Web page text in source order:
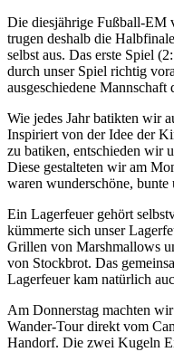
Die diesjährige Fußball-EM
trugen deshalb die
selbst aus. Das erste Spiel
durch unser Spiel richtig
ausgeschiedene Mannschaft
Wie jedes Jahr batikten wir
Inspiriert von der Idee der
zu batiken, entschieden wir
Diese gestalteten wir am
waren wunderschöne,
Ein Lagerfeuer gehört
kümmerte sich unser
Grillen von Marshmallows
von Stockbrot. Das
Lagerfeuer kam natürlich
Am Donnerstag machten
Wander-Tour direkt vom
Handorf. Die zwei Kugeln